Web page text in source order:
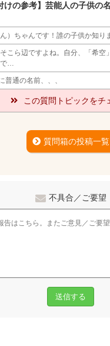
けの参考】芸能人の子供
）ちゃんです！誰の子供か知り
そこら辺ですよね。自分、「希空
で…
普通の名前、、、
この質問トピックをチ
質問箱の投稿一覧
不具合／ご要望
送信する